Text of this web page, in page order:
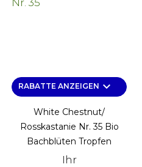
RABATTE ANZEIGEN keyboard_arrow_down
White Chestnut/
Rosskastanie Nr. 35 Bio
Bachblüten Tropfen
Ihr